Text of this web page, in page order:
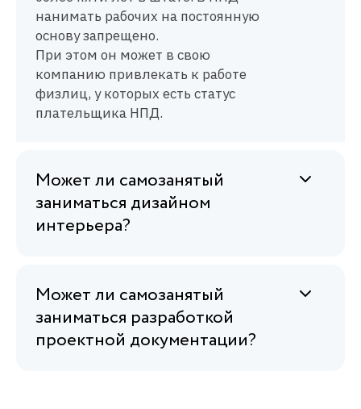
нанимать рабочих на постоянную
основу запрещено.
При этом он может в свою
компанию привлекать к работе
физлиц, у которых есть статус
плательщика НПД.
Может ли самозанятый
заниматься дизайном
интерьера?
Может ли самозанятый
заниматься разработкой
проектной документации?